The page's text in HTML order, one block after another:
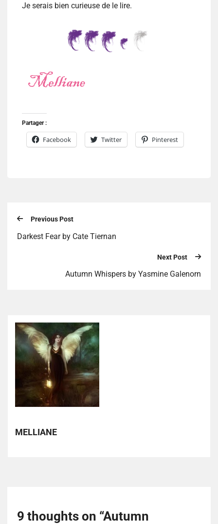
Je serais bien curieuse de le lire.
Partager :
Facebook Twitter Pinterest
Previous Post
Darkest Fear by Cate Tiernan
Next Post
Autumn Whispers by Yasmine Galenorn
MELLIANE
9 thoughts on “Autumn